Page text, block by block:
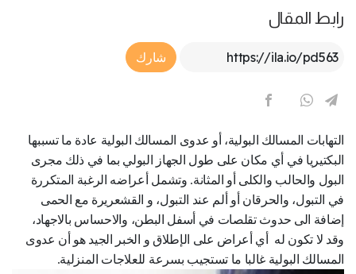
رابط المقال
Article Link
شارك
التهابات المسالك البولية، أو عدوى المسالك البولية عادة ما تسببها
البكتيريا في أي مكان على طول الجهاز البولي بما في ذلك مجرى
البول والحالب والكلى أو المثانة. وتشمل أعراضه الرغبة المتكررة
في التبول، والحرقان أو ألم عند التبول، و القشعريرة مع الحمى
إضافة الى حدوث تقلصات في أسفل البطن، والاحساس بالاجهاد،
وقد لا تكون له أي أعراض على الإطلاق و الخبر الجيد هو أن عدوى
المسالك البولية غالبا ما تستجيب بسرعة للعلاجات المنزلية.